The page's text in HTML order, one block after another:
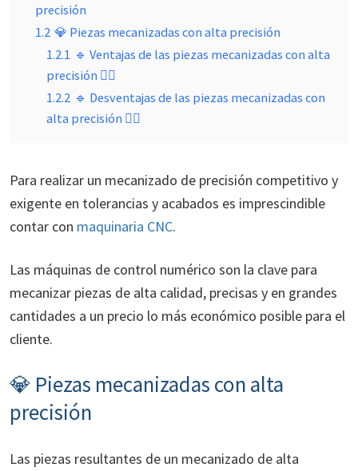
precisión
1.2 💎 Piezas mecanizadas con alta precisión
1.2.1 🔹 Ventajas de las piezas mecanizadas con alta
precisión 👍🏻
1.2.2 🔹 Desventajas de las piezas mecanizadas con
alta precisión 👎🏻
Para realizar un mecanizado de precisión competitivo y
exigente en tolerancias y acabados es imprescindible
contar con maquinaria CNC.
Las máquinas de control numérico son la clave para
mecanizar piezas de alta calidad, precisas y en grandes
cantidades a un precio lo más económico posible para el
cliente.
💎 Piezas mecanizadas con alta
precisión
Las piezas resultantes de un mecanizado de alta